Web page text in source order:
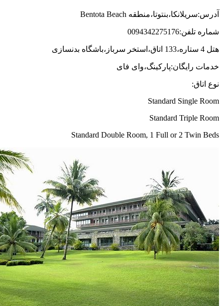
آدرس:سریلانکا،بنتوتا،منطقه Bentota Beach
شماره تلفن:0094342275176
هتل 4 ستاره،133 اتاق،استخر سرباز،باشگاه بدنسازی
خدمات رایگان:پارکینگ،وای فای
نوع اتاق:
Standard Single Room
Standard Triple Room
Standard Double Room, 1 Full or 2 Twin Beds